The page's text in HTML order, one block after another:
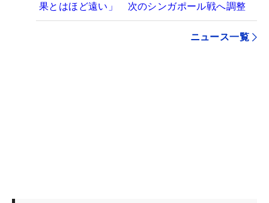
果とはほど遠い」 次のシンガポール戦へ調整
ニュース一覧